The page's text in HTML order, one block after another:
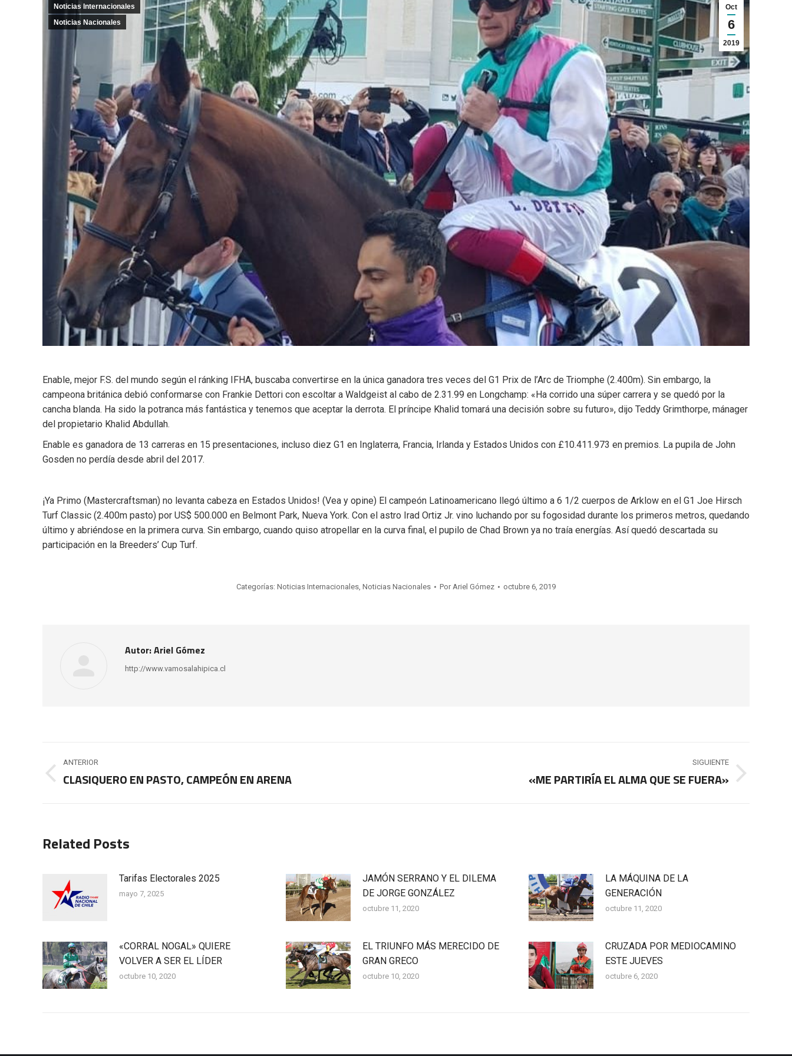
Oct
6
2019
Noticias Internacionales
Noticias Nacionales
Enable, mejor F.S. del mundo según el ránking IFHA, buscaba convertirse en la única ganadora tres veces del G1 Prix de l’Arc de Triomphe (2.400m). Sin embargo, la
campeona británica debió conformarse con Frankie Dettori con escoltar a Waldgeist al cabo de 2.31.99 en Longchamp: «Ha corrido una súper carrera y se quedó por la
cancha blanda. Ha sido la potranca más fantástica y tenemos que aceptar la derrota. El príncipe Khalid tomará una decisión sobre su futuro», dijo Teddy Grimthorpe, mánager
del propietario Khalid Abdullah.
Enable es ganadora de 13 carreras en 15 presentaciones, incluso diez G1 en Inglaterra, Francia, Irlanda y Estados Unidos con £10.411.973 en premios. La pupila de John
Gosden no perdía desde abril del 2017.
¡Ya Primo (Mastercraftsman) no levanta cabeza en Estados Unidos! (Vea y opine) El campeón Latinoamericano llegó último a 6 1/2 cuerpos de Arklow en el G1 Joe Hirsch
Turf Classic (2.400m pasto) por US$ 500.000 en Belmont Park, Nueva York. Con el astro Irad Ortiz Jr. vino luchando por su fogosidad durante los primeros metros, quedando
último y abriéndose en la primera curva. Sin embargo, cuando quiso atropellar en la curva final, el pupilo de Chad Brown ya no traía energías. Así quedó descartada su
participación en la Breeders’ Cup Turf.
Categorías: Noticias Internacionales, Noticias Nacionales PorAriel Gómez octubre 6, 2019
Autor:Ariel Gómez
http://www.vamosalahipica.cl
Navegación
entre
ANTERIOR
Publicación
CLASIQUERO EN PASTO, CAMPEÓN EN ARENA
SIGUIENTE
«ME PARTIRÍA EL ALMA QUE SE FUERA»
Related Posts
Tarifas Electorales 2025
mayo 7, 2025
JAMÓN SERRANO Y EL DILEMA
DE JORGE GONZÁLEZ
octubre 11, 2020
LA MÁQUINA DE LA
GENERACIÓN
octubre 11, 2020
«CORRAL NOGAL» QUIERE
VOLVER A SER EL LÍDER
octubre 10, 2020
EL TRIUNFO MÁS MERECIDO DE
GRAN GRECO
octubre 10, 2020
CRUZADA POR MEDIOCAMINO
ESTE JUEVES
octubre 6, 2020